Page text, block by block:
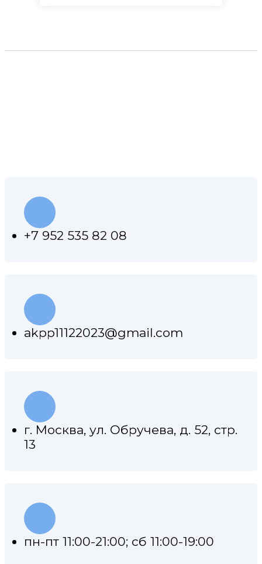
+7 952 535 82 08
akpp11122023@gmail.com
г. Москва, ул. Обручева, д. 52, стр.
13
пн-пт 11:00-21:00; сб 11:00-19:00